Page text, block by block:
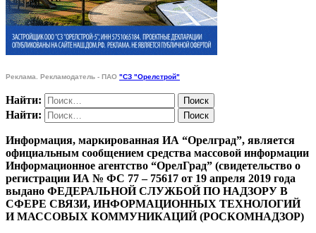
Реклама. Рекламодатель - ПАО "СЗ "Орелстрой"
Найти:
Найти:
Информация, маркированная ИА “Орелград”, является
официальным сообщением средства массовой информации
Информационное агентство “ОрелГрад” (свидетельство о
регистрации ИА № ФС 77 – 75617 от 19 апреля 2019 года
выдано ФЕДЕРАЛЬНОЙ СЛУЖБОЙ ПО НАДЗОРУ В
СФЕРЕ СВЯЗИ, ИНФОРМАЦИОННЫХ ТЕХНОЛОГИЙ
И МАССОВЫХ КОММУНИКАЦИЙ (РОСКОМНАДЗОР)